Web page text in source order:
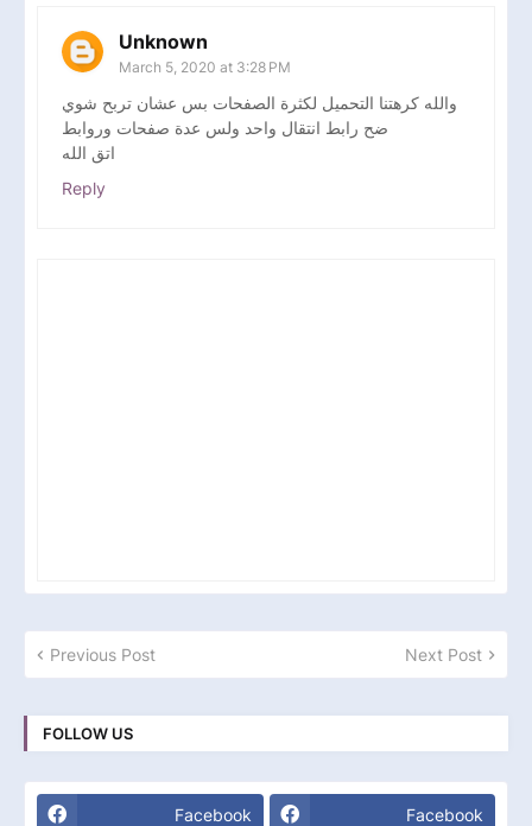
Unknown
March 5, 2020 at 3:28 PM
والله كرهتنا التحميل لكثرة الصفحات بس عشان تربح شوي
ضح رابط انتقال واحد ولس عدة صفحات وروابط
اتق الله
Reply
Previous Post Next Post
FOLLOW US
Facebook Facebook